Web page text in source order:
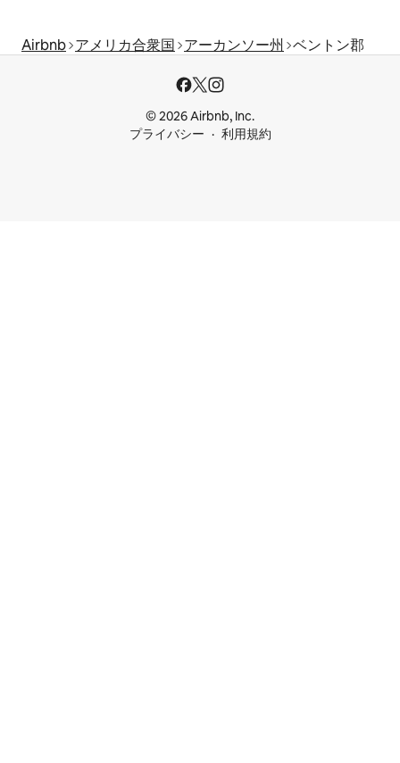
Airbnb アメリカ合衆国 アーカンソー州 ベントン郡
© 2026 Airbnb, Inc.
プライバシー
利用規約